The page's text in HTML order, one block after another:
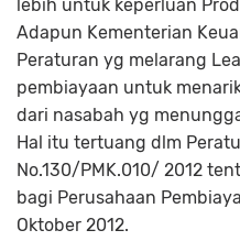
lebih untuk keperluan
Adapun Kementerian
Peraturan yg melarang
pembiayaan untuk
dari nasabah yg
Hal itu tertuang dlm
No.130/PMK.010/ 2012
bagi Perusahaan
Oktober 2012.